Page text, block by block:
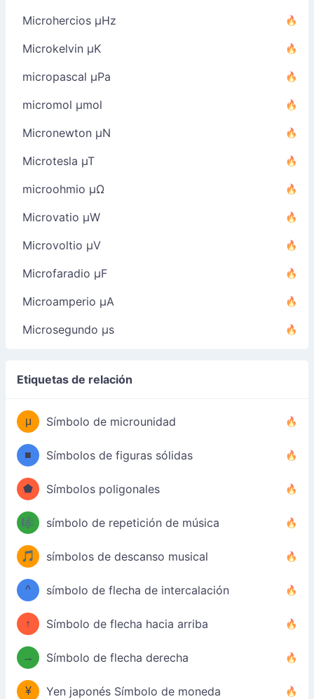
Microhercios µHz
Microkelvin µK
micropascal µPa
micromol µmol
Micronewton µN
Microtesla µT
microohmio µΩ
Microvatio µW
Microvoltio µV
Microfaradio µF
Microamperio µA
Microsegundo µs
Etiquetas de relación
μ Símbolo de microunidad
■ Símbolos de figuras sólidas
⬟ Símbolos poligonales
🎼 símbolo de repetición de música
🎵 símbolos de descanso musical
^ símbolo de flecha de intercalación
↑ Símbolo de flecha hacia arriba
→ Símbolo de flecha derecha
¥ Yen japonés Símbolo de moneda